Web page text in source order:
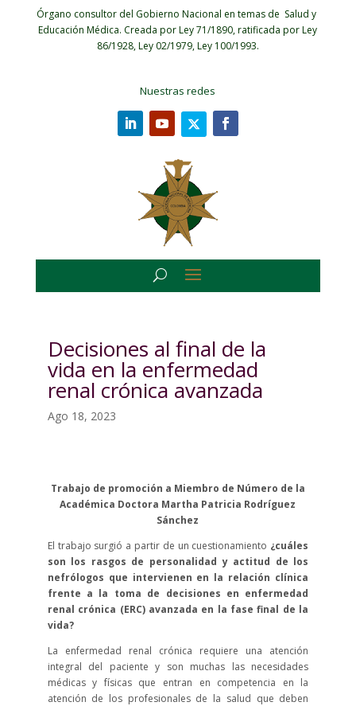
Órgano consultor del Gobierno Nacional en temas de Salud y
Educación Médica. Creada por Ley 71/1890, ratificada por Ley
86/1928, Ley 02/1979, Ley 100/1993.
Nuestras redes
Decisiones al final de la
vida en la enfermedad
renal crónica avanzada
Ago 18, 2023
Trabajo de promoción a Miembro de Número de la
Académica Doctora Martha Patricia Rodríguez
Sánchez
El trabajo surgió a partir de un cuestionamiento ¿cuáles
son los rasgos de personalidad y actitud de los
nefrólogos que intervienen en la relación clínica
frente a la toma de decisiones en enfermedad
renal crónica (ERC) avanzada en la fase final de la
vida?
La enfermedad renal crónica requiere una atención
integral del paciente y son muchas las necesidades
médicas y físicas que entran en competencia en la
atención de los profesionales de la salud que deben